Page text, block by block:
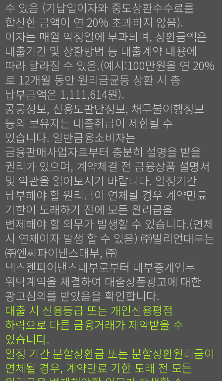
수 있음 (기납입이자와 중도상환수수료를
합산한 금액이 연 20% 초과하지 않음).
이자는 매월 약정일에 부과되며, 상환금액은
대출기간 및 상환방법 등 대출계약 내용에
따라 달라질 수 있음.(예시:100만원을 연 20%
로 12개월 동안 원리금균등 상환 시 총
납부금액은 1,111,614원).
공공정보, 신용도판단정보, 채무불이행정보
등의 보유자는 대출취급이 제한될 수
있습니다. 일반금융소비자는
금융판매사업자로부터 충분히 설명을 받을
권리가 있으며, 계약체결 전 금융상품 설명서
및 약관을 읽어보시기 바랍니다. 일정기간
납부해야 할 원리금이 연체될 경우 계약만료
기한이 도래하기 전에 모든 원리금을
변제해야 할 의무가 발생할 수 있습니다.(연체
시 연체이자 발생 할 수 있음) ㈜빌리언대부는
㈜엔씨파이낸스대부, ㈜
넥스젠파이낸스대부로부터 대부중개업무
위탁계약을 체결하여 대출상품광고에 대한
광고심의를 받았음을 확인합니다.
대출 시 신용등급 또는 개인신용평점
하락으로 다른 금융거래가 제약받을 수
있습니다.
일정 기간 분할상환금 또는 분할상환원리금이
연체될 경우, 계약만료 기한 도래 전 모든